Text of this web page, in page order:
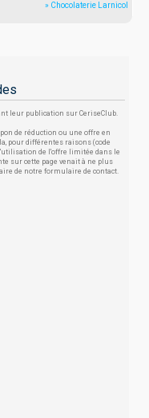
» Chocolaterie Larnicol
leur publication sur CeriseClub.
de réduction ou une offre en
pour différentes raisons (code
de l'offre limitée dans le
sur cette page venait à ne plus
de notre formulaire de contact.